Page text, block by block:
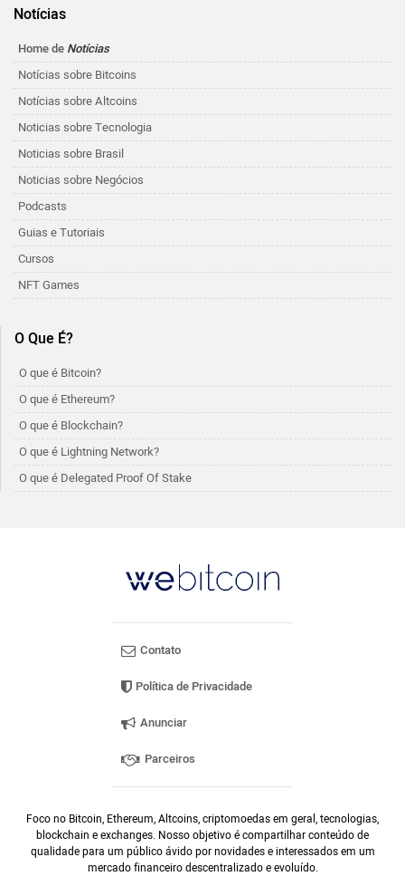
Notícias
Home de Notícias
Notícias sobre Bitcoins
Notícias sobre Altcoins
Noticias sobre Tecnologia
Noticias sobre Brasil
Noticias sobre Negócios
Podcasts
Guias e Tutoriais
Cursos
NFT Games
O Que É?
O que é Bitcoin?
O que é Ethereum?
O que é Blockchain?
O que é Lightning Network?
O que é Delegated Proof Of Stake
Contato
Política de Privacidade
Anunciar
Parceiros
Foco no Bitcoin, Ethereum, Altcoins, criptomoedas em geral, tecnologias,
blockchain e exchanges. Nosso objetivo é compartilhar conteúdo de
qualidade para um público ávido por novidades e interessados em um
mercado financeiro descentralizado e evoluído.